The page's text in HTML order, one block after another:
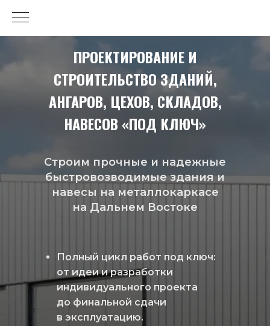
Строим прочные и надежные
быстровозводимые здания и
навесы на металлокаркасе
на Дальнем Востоке
Полный цикл работ под ключ:
от идеи и разработки
индивидуального проекта
до финальной сдачи
в эксплуатацию.
ПРОЕКТИРОВАНИЕ И
СТРОИТЕЛЬСТВО ЗДАНИЙ,
АНГАРОВ, ЦЕХОВ, СКЛАДОВ,
НАВЕСОВ «ПОД КЛЮЧ»